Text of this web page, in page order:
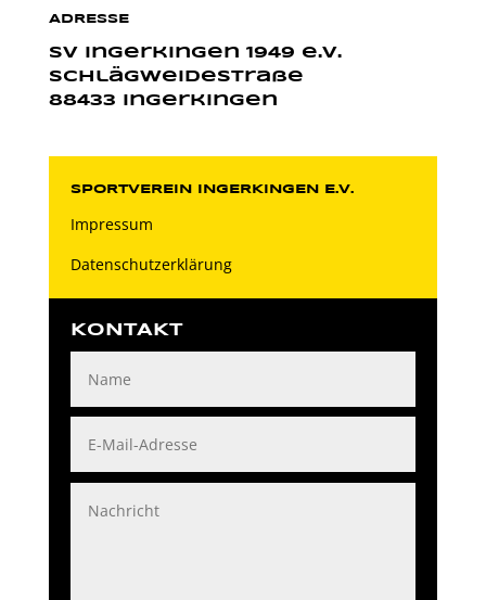
ADRESSE
SV Ingerkingen 1949 e.V.
Schlägweidestraße
88433 Ingerkingen
SPORTVEREIN INGERKINGEN E.V.
Impressum
Datenschutzerklärung
KONTAKT